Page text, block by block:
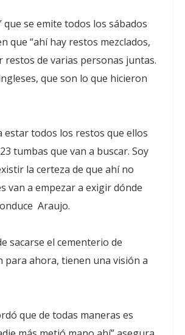
se emite todos los sábados
que “ahí hay restos mezclados,
de varias personas juntas.
que son lo que hicieron
estar todos los restos que ellos
tumbas que van a buscar. Soy
la certeza de que ahí no
van a empezar a exigir dónde
Araujo.
sacarse el cementerio de
para ahora, tienen una visión a
que de todas maneras es